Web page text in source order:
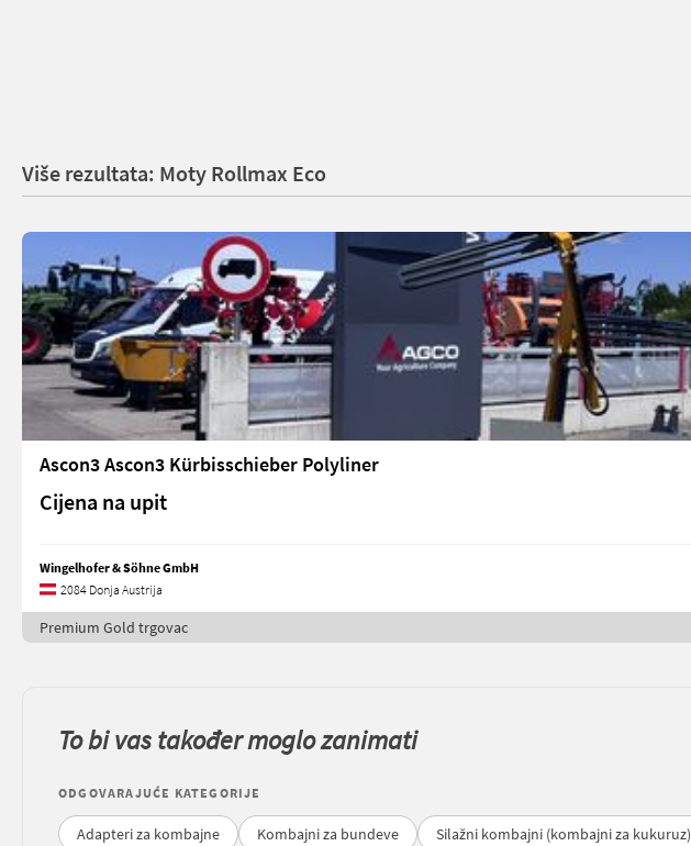
Više rezultata: Moty Rollmax Eco
Ascon3 Ascon3 Kürbisschieber Polyliner
Cijena na upit
Wingelhofer & Söhne GmbH
2084 Donja Austrija
Premium Gold trgovac
To bi vas također moglo zanimati
ODGOVARAJUĆE KATEGORIJE
Adapteri za kombajne Kombajni za bundeve Silažni kombajni (kombajni za kukuruz)